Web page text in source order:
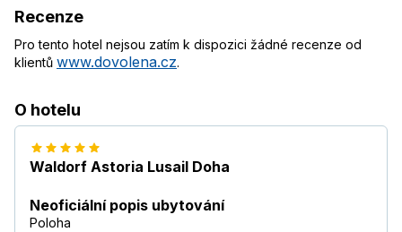
Recenze
Pro tento hotel nejsou zatím k dispozici žádné recenze od
klientů www.dovolena.cz.
O hotelu
Waldorf Astoria Lusail Doha
Neoficiální popis ubytování
Poloha